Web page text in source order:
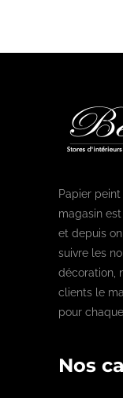
Papier
magasin
et depuis
suivre les
décoration,
clients le
pour
Nos